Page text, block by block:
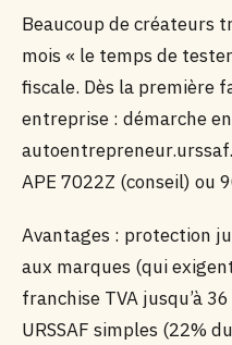
Beaucoup de créateurs
mois « le temps de
fiscale. Dès la première
entreprise : démarche
APE 7022Z (conseil) ou
Avantages : protection
aux marques (qui
franchise TVA jusqu’à
URSSAF simples (22%